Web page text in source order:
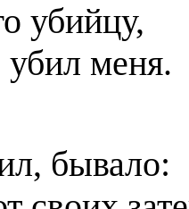
убийцу,
меня.
бывало: